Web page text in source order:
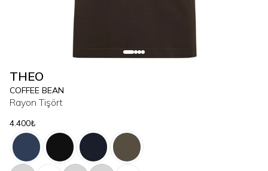
THEO
COFFEE BEAN
Rayon Tişört
4.400₺